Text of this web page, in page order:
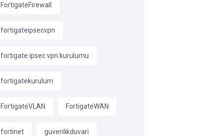
FortigateFirewall
fortigateipsecvpn
fortigate ipsec vpn kurulumu
fortigatekurulum
FortigateVLAN FortigateWAN
fortinet guvenlikduvari